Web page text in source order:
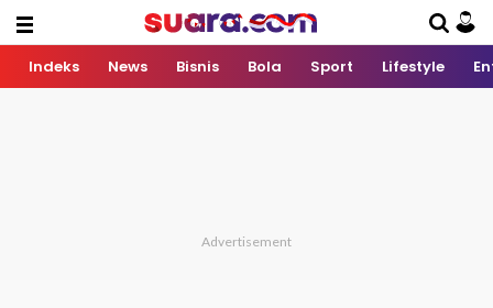
Indeks News Bisnis Bola Sport Lifestyle